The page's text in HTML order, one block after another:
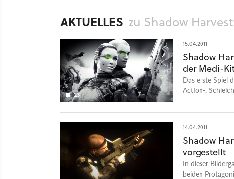
AKTUELLES zu Shadow
23
15.04.2011
Shadow
der Medi-
Das erste Spiel
Action-,
14.04.2011
Shadow
vorgestellt
In dieser
beiden